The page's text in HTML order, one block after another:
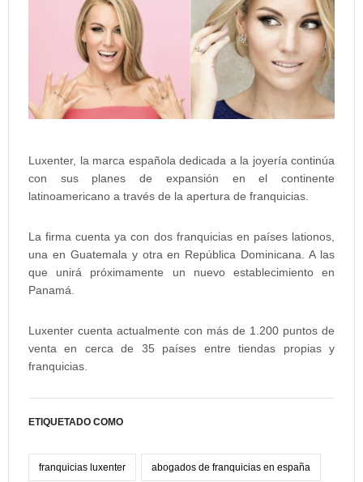
Luxenter, la marca española dedicada a la joyería continúa
con sus planes de expansión en el continente
latinoamericano a través de la apertura de franquicias.
La firma cuenta ya con dos franquicias en países lationos,
una en Guatemala y otra en República Dominicana. A las
que unirá próximamente un nuevo establecimiento en
Panamá.
Luxenter cuenta actualmente con más de 1.200 puntos de
venta en cerca de 35 países entre tiendas propias y
franquicias.
ETIQUETADO COMO
franquicias luxenter abogados de franquicias en españa